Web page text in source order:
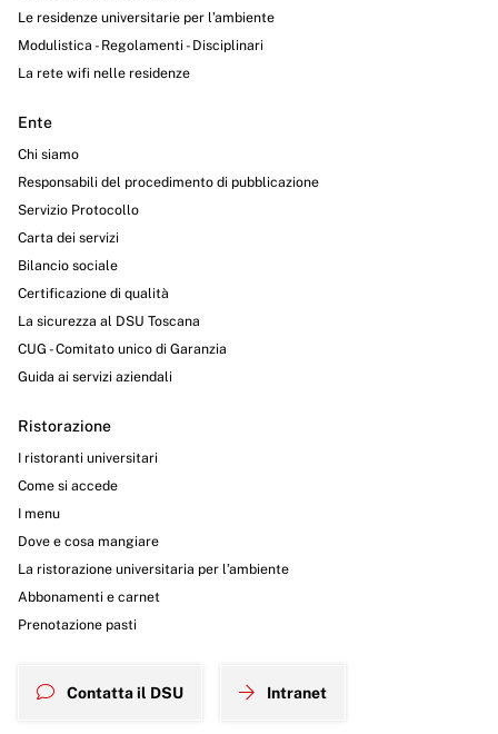
Le residenze universitarie per l’ambiente
Modulistica - Regolamenti - Disciplinari
La rete wifi nelle residenze
Ente
Chi siamo
Responsabili del procedimento di pubblicazione
Servizio Protocollo
Carta dei servizi
Bilancio sociale
Certificazione di qualità
La sicurezza al DSU Toscana
CUG - Comitato unico di Garanzia
Guida ai servizi aziendali
Ristorazione
I ristoranti universitari
Come si accede
I menu
Dove e cosa mangiare
La ristorazione universitaria per l’ambiente
Abbonamenti e carnet
Prenotazione pasti
Contatta il DSU Intranet